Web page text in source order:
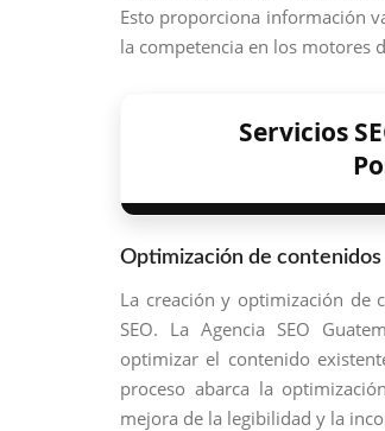
Esto proporciona información
la competencia en los motores
Servicios
Optimización de contenidos
La creación y optimización de
SEO. La Agencia SEO
optimizar el contenido
proceso abarca la
mejora de la legibilidad y la